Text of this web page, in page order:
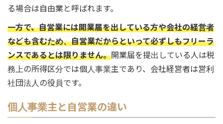
る場合は自由業と呼ばれます。
一方で、自営業には開業届を出している方や会社の経営者
なども含むため、自営業だからといって必ずしもフリーラ
ンスであるとは限りません。開業届を提出している人は税
務上の所得区分では個人事業主であり、会社経営者は営利
社団法人の役員です。
個人事業主と自営業の違い